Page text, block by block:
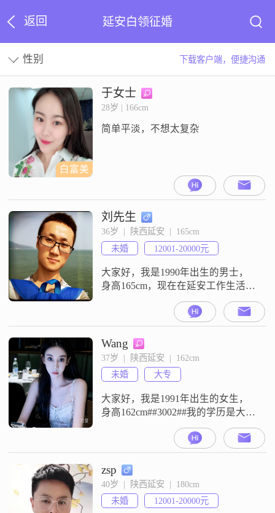
返回 延安白领征婚
性别 下载客户端，便捷沟通
白富美
于女士
28岁 | 166cm
简单平淡，不想太复杂
刘先生
36岁  |  陕西延安  |  165cm
未婚
12001-20000元
大家好，我是1990年出生的男士，
身高165cm，现在在延安工作生活
##3002##我的学历是大专，月收入
在12001到20000元之间##3002##我
的性格是稳重可靠，责任感强，乐
观积极，成熟稳重，真诚可靠，平
时比较注重细节##3002##在生活
上，我以家庭为重##3002##平时的
个人爱好是电子游戏，也是跑步爱
好
Wang
37岁  |  陕西延安  |  162cm
未婚
大专
大家好，我是1991年出生的女生，
身高162cm##3002##我的学历是大
专，目前的工作地在中国，月收入
在12001元到20000元之间##3002##
关于我个人的一些特征，我是一个
独立自信的人##3002##在生活里，
我追求稳定安逸的状态##3002##同
时，在个人发展上，我也在追求事
业成就##3002##平时我也
zsp
40岁  |  陕西延安  |  180cm
未婚
12001-20000元